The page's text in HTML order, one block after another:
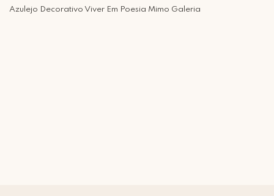
Azulejo Decorativo Viver Em Poesia Mimo Galeria